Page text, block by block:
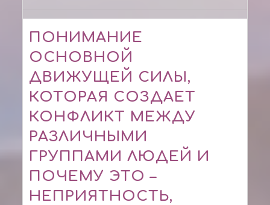
ПОНИМАНИЕ
ОСНОВНОЙ
ДВИЖУЩЕЙ СИЛЫ,
КОТОРАЯ СОЗДАЕТ
КОНФЛИКТ МЕЖДУ
РАЗЛИЧНЫМИ
ГРУППАМИ ЛЮДЕЙ И
ПОЧЕМУ ЭТО –
НЕПРИЯТНОСТЬ,